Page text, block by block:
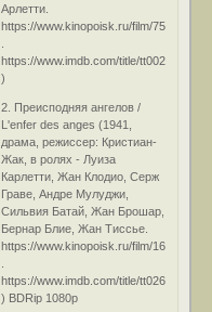
Арлетти.
https://www.kinopoisk.ru/film/75403/
https://www.imdb.com/title/tt0026859/
)
2. Преисподняя ангелов /
L'enfer des anges (1941,
драма, режиссер: Кристиан-
Жак, в ролях - Луиза
Карлетти, Жан Клодио, Серж
Граве, Андре Мулуджи,
Сильвия Батай, Жан Брошар,
Бернар Блие, Жан Тиссье.
https://www.kinopoisk.ru/film/163570/
https://www.imdb.com/title/tt0268284/
) BDRip 1080р